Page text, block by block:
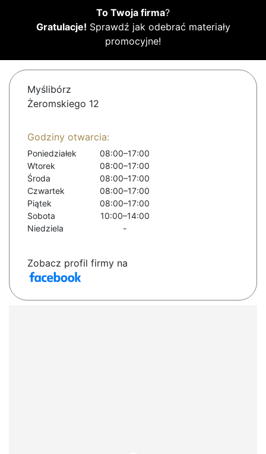
To Twoja firma?
Gratulacje! Sprawdź jak odebrać materiały
promocyjne!
Myślibórz
Żeromskiego 12
Godziny otwarcia:
Poniedziałek
08:00–17:00
Wtorek
08:00–17:00
Środa
08:00–17:00
Czwartek
08:00–17:00
Piątek
08:00–17:00
Sobota
10:00–14:00
Niedziela
-
Zobacz profil firmy na